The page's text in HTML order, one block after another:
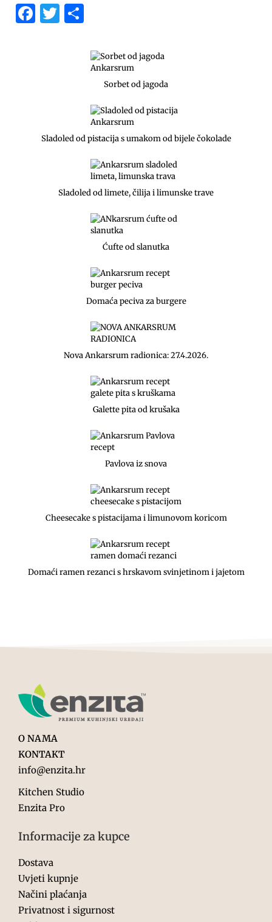
F
o
k
T
ar
e
Sorbet od jagoda
Sladoled od pistacija s umakom od bijele čokolade
Sladoled od limete, čilija i limunske trave
Ćufte od slanutka
Domaća peciva za burgere
Nova Ankarsrum radionica: 27.4.2026.
Galette pita od krušaka
Pavlova iz snova
Cheesecake s pistacijama i limunovom koricom
Domaći ramen rezanci s hrskavom svinjetinom i jajetom
O NAMA
KONTAKT
info@enzita.hr
Kitchen Studio
Enzita Pro
Informacije za kupce
Dostava
Uvjeti kupnje
Načini plaćanja
Privatnost i sigurnost